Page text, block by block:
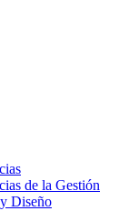
de la Gestión
Diseño